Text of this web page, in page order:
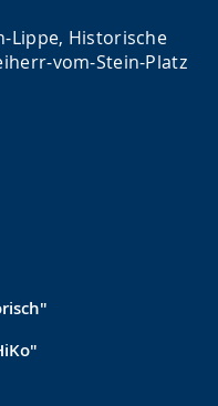
Lippe, Historische
vom-Stein-Platz